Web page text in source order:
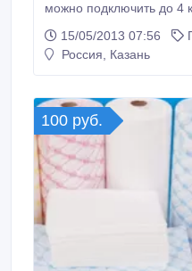
можно подключить до 4
купольных цветных
помещении. 4) Миниатюрный микрофон. 5) Блок
15/05/2013 07:56
Россия, Казань
100 руб.